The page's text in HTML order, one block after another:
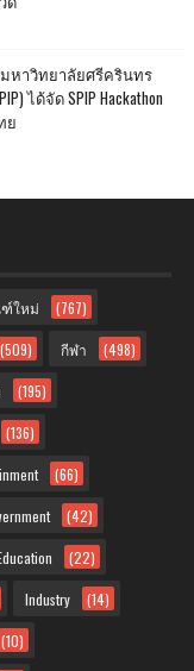
หาวิทยาลัยศรีครินทร
ได้จัด SPIP Hackathon
ย
ใหม่ (767)
(509) กีฬา (498)
(195)
(136)
(66)
(42)
(22)
Industry (14)
(10)